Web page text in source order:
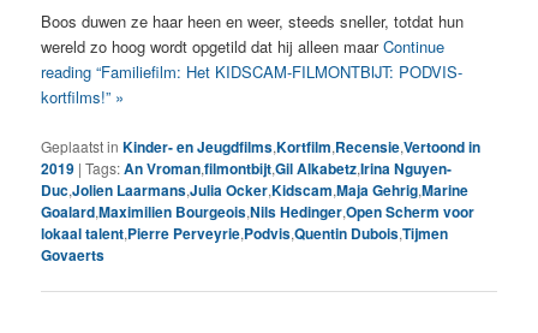
Boos duwen ze haar heen en weer, steeds sneller, totdat hun
wereld zo hoog wordt opgetild dat hij alleen maarContinue
reading “Familiefilm: Het KIDSCAM-FILMONTBIJT: PODVIS-
kortfilms!” »
Geplaatst in Kinder- en Jeugdfilms,Kortfilm,Recensie,Vertoond in
2019 |Tags:An Vroman,filmontbijt,Gil Alkabetz,Irina Nguyen-
Duc,Jolien Laarmans,Julia Ocker,Kidscam,Maja Gehrig,Marine
Goalard,Maximilien Bourgeois,Nils Hedinger,Open Scherm voor
lokaal talent,Pierre Perveyrie,Podvis,Quentin Dubois,Tijmen
Govaerts